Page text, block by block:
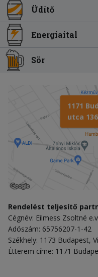
Üdítő
Energiaital
Sör
1171
utca
Rendelést teljesítő
Cégnév: Eilmess Zsoltné
Adószám: 65756207-1-42
Székhely: 1173 Budapest,
Étterem címe: 1171